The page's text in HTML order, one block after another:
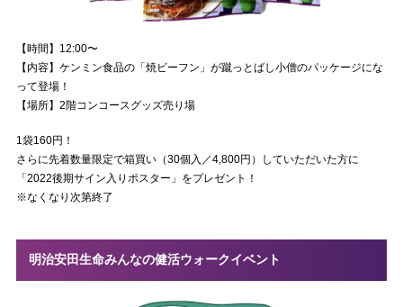
【時間】12:00〜
【内容】ケンミン食品の「焼ビーフン」が蹴っとばし小僧のパッケージにな
って登場！
【場所】2階コンコースグッズ売り場
1袋160円！
さらに先着数量限定で箱買い（30個入／4,800円）していただいた方に
「2022後期サイン入りポスター」をプレゼント！
※なくなり次第終了
明治安田生命みんなの健活ウォークイベント